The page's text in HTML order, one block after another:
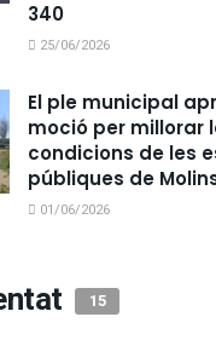
340
25/06/2026
El ple municipal
moció per millorar
condicions de les
públiques de
01/06/2026
15